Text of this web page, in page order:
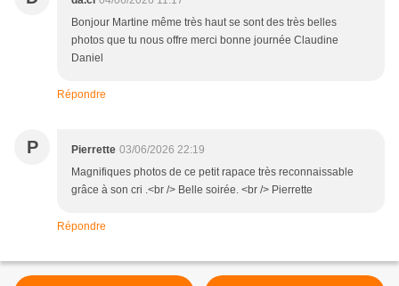
Bonjour Martine même très haut se sont des très belles
photos que tu nous offre merci bonne journée Claudine
Daniel
Répondre
P Pierrette 03/06/2026 22:19
Magnifiques photos de ce petit rapace très reconnaissable
grâce à son cri .<br /> Belle soirée. <br /> Pierrette
Répondre